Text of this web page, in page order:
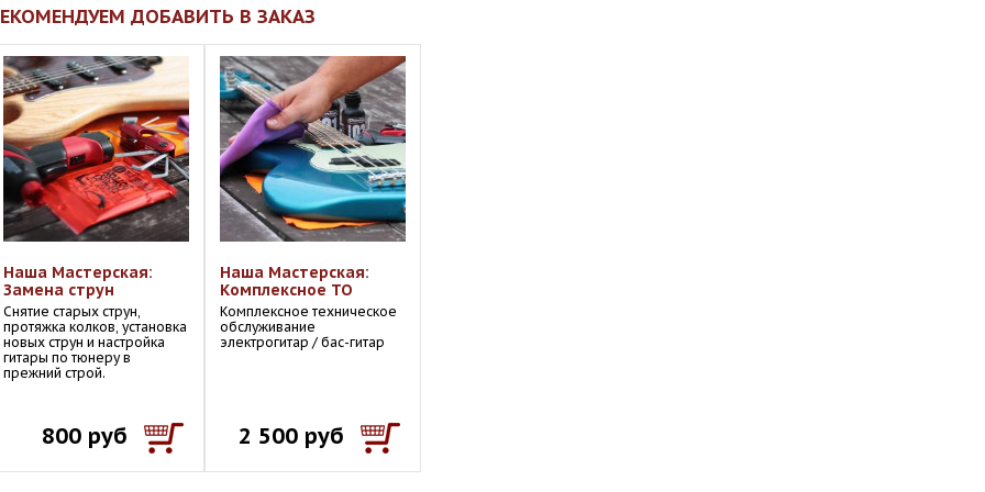
ДОБАВИТЬ В ЗАКАЗ
Наша Мастерская:
Замена струн
Снятие старых струн,
протяжка колков, установка
новых струн и настройка
гитары по тюнеру в
прежний строй.
800 руб
Наша Мастерская:
Комплексное ТО
Комплексное техническое
обслуживание
электрогитар / бас-гитар
2 500 руб